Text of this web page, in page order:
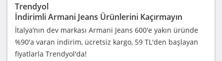
Trendyol
İndirimli Armani Jeans Ürünlerini Kaçırmayın
İtalya’nın dev markası Armani Jeans 600'e yakın üründe
%90'a varan indirim, ücretsiz kargo, 59 TL'den başlayan
fiyatlarla Trendyol'da!